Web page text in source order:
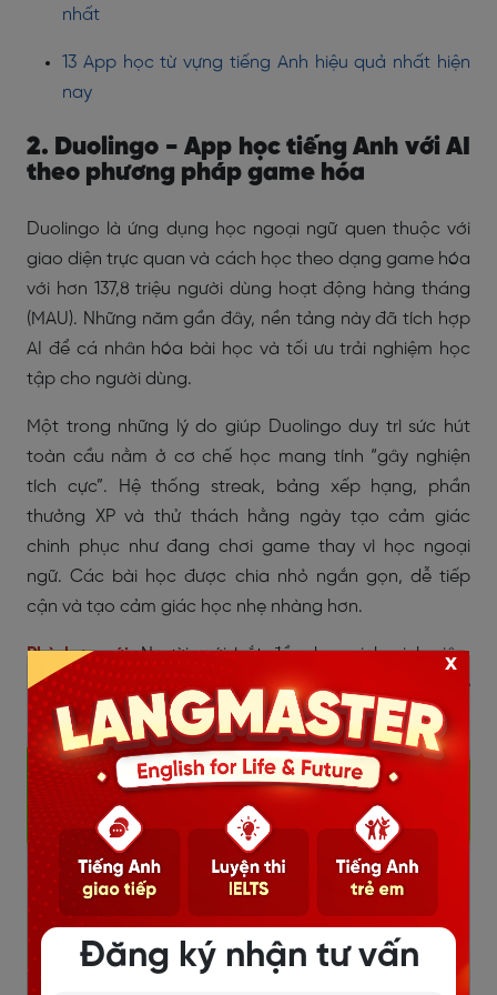
nhất
13 App học từ vựng tiếng Anh hiệu quả nhất hiện
nay
2. Duolingo - App học tiếng Anh với AI
theo phương pháp game hóa
Duolingo là ứng dụng học ngoại ngữ quen thuộc với
giao diện trực quan và cách học theo dạng game hóa
với hơn 137,8 triệu người dùng hoạt động hàng tháng
(MAU). Những năm gần đây, nền tảng này đã tích hợp
AI để cá nhân hóa bài học và tối ưu trải nghiệm học
tập cho người dùng.
Một trong những lý do giúp Duolingo duy trì sức hút
toàn cầu nằm ở cơ chế học mang tính “gây nghiện
tích cực”. Hệ thống streak, bảng xếp hạng, phần
thưởng XP và thử thách hằng ngày tạo cảm giác
chinh phục như đang chơi game thay vì học ngoại
ngữ. Các bài học được chia nhỏ ngắn gọn, dễ tiếp
cận và tạo cảm giác học nhẹ nhàng hơn.
Phù hợp với: Người mới bắt đầu, học sinh, sinh viên,
người muốn học tiếng Anh mỗi ngày theo kiểu game
hóa.
Đăng ký nhận tư vấn
x